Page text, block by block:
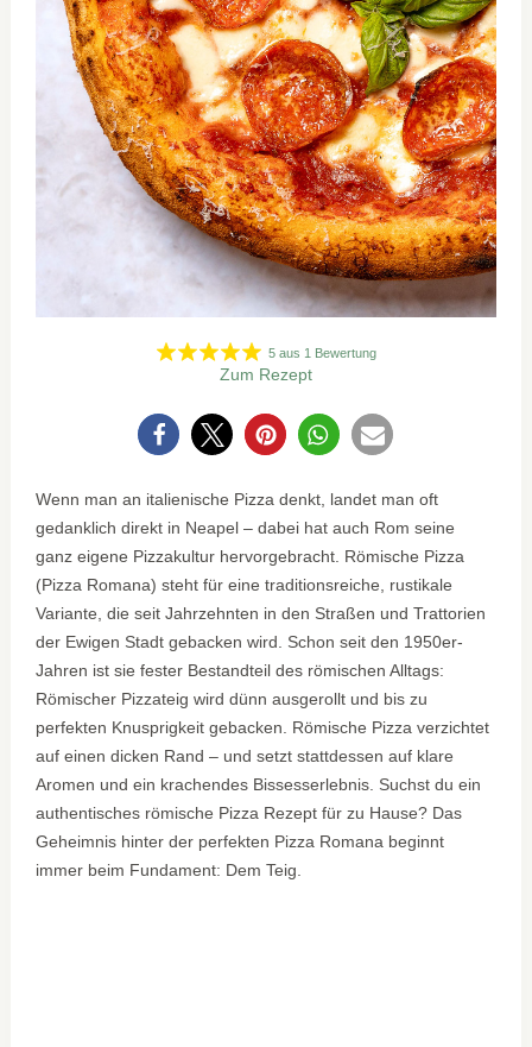
Zum Rezept
5aus 1 Bewertung
0
Wenn man an italienische Pizza denkt, landet man oft
gedanklich direkt in Neapel – dabei hat auch Rom seine
ganz eigene Pizzakultur hervorgebracht. Römische Pizza
(Pizza Romana) steht für eine traditionsreiche, rustikale
Variante, die seit Jahrzehnten in den Straßen und Trattorien
der Ewigen Stadt gebacken wird. Schon seit den 1950er-
Jahren ist sie fester Bestandteil des römischen Alltags:
Römischer Pizzateig wird dünn ausgerollt und bis zu
perfekten Knusprigkeit gebacken. Römische Pizza verzichtet
auf einen dicken Rand – und setzt stattdessen auf klare
Aromen und ein krachendes Bissesserlebnis. Suchst du ein
authentisches römische Pizza Rezept für zu Hause? Das
Geheimnis hinter der perfekten Pizza Romana beginnt
immer beim Fundament: Dem Teig.